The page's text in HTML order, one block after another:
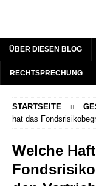
ÜBER DIESEN BLOG
RECHTSPRECHUNG
STARTSEITE
hat das
Welche